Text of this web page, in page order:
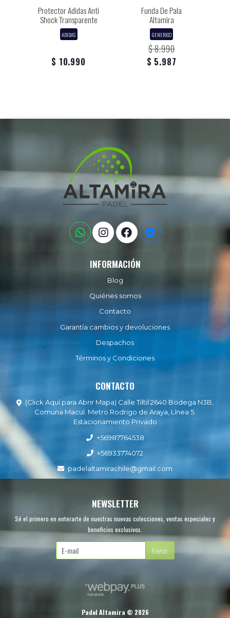
Protector Adidas Anti
Shock Transparente
ADIDAS
$ 10.990
Funda De Pala
Altamira
GENERICO
$ 8.990
$ 5.987
INFORMACIÓN
Blog
Quiénes somos
Contacto
Garantía cambios y devoluciones
Despachos
Términos y Condiciones
CONTACTO
(Click Aquí para Abrir Mapa) Calle Tiltil 2640 Bodega N3B,
Comuna Macul. Metro Rodrigo de Araya, Línea 5.
Estacionamiento Privado
+56987764538
+56933774072
padelaltamirachile@gmail.com
NEWSLETTER
Sé el primero en enterarte de nuestras nuevas colecciones, ventas especiales y
beneficios exclusivos.
Enviar
Padel Altamira © 2026